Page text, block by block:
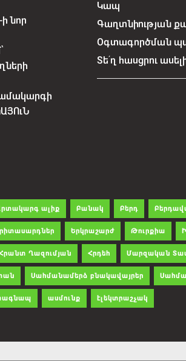
նոր
Կապ
Գաղտնիության
Օգտագործման
Տե՛ղ հասցրու
ալիք Բանակ Բերդ
Երկրաշարժ Թուրքիա
Ղազումյան Հրդեհ Մարզական
Սահմանամերձ բնակավայրեր
ասմունք էլեկտրաշչակ